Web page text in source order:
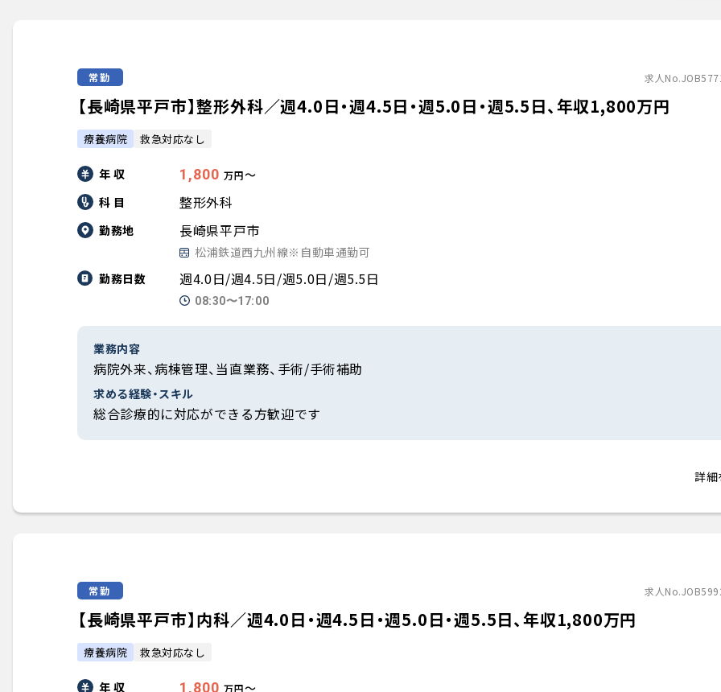
常勤 求人
【長崎県平戸市】整形外科／週4.0日・週4.5日・週5.0日・週5.5日、年収1,800万円
療養病院 救急対応なし
年 収 1,800 万円〜
科 目
整形外科
勤務地 長崎県平戸市
松浦鉄道西九州線※自動車通勤可
勤務日数
週4.0日/週4.5日/週5.0日/週5.5日
08:30〜17:00
業務内容
病院外来、病棟管理、当直業務、手術/手術補助
求める経験・スキル
総合診療的に対応ができる方歓迎です
詳
常勤 求人
【長崎県平戸市】内科／週4.0日・週4.5日・週5.0日・週5.5日、年収1,800万円
療養病院 救急対応なし
年 収 1,800 万円〜